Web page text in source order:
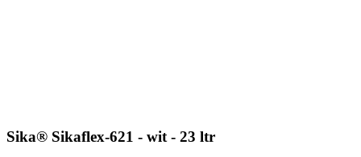
Sika® Sikaflex-621 - wit - 23 ltr